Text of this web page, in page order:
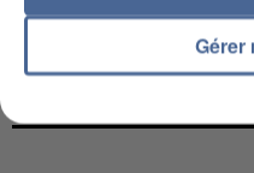
L’UN DES
Gérer